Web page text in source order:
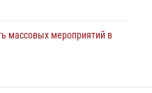
массовых мероприятий в